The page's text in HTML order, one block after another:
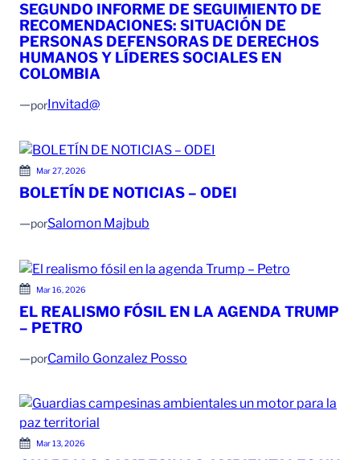
SEGUNDO INFORME DE SEGUIMIENTO DE
RECOMENDACIONES: SITUACIÓN DE
PERSONAS DEFENSORAS DE DERECHOS
HUMANOS Y LÍDERES SOCIALES EN
COLOMBIA
—porInvitad@
Mar 27, 2026
BOLETÍN DE NOTICIAS – ODEI
—porSalomon Majbub
Mar 16, 2026
EL REALISMO FÓSIL EN LA AGENDA TRUMP
– PETRO
—porCamilo Gonzalez Posso
Mar 13, 2026